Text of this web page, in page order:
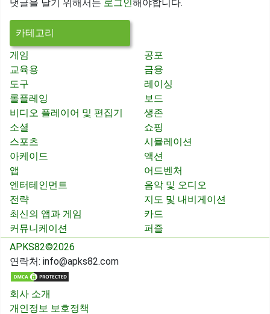
댓글을 달기 위해서는 로그인해야합니다.
카테고리
게임
공포
교육용
금융
도구
레이싱
롤플레잉
보드
비디오 플레이어 및 편집기
생존
소셜
쇼핑
스포츠
시뮬레이션
아케이드
액션
앱
어드벤처
엔터테인먼트
음악 및 오디오
전략
지도 및 내비게이션
최신의 앱과 게임
카드
커뮤니케이션
퍼즐
APKS82©2026
연락처: info@apks82.com
회사 소개
개인정보 보호정책